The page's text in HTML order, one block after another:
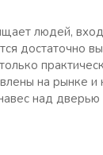
людей,
достаточно
на рынке и
над дверью